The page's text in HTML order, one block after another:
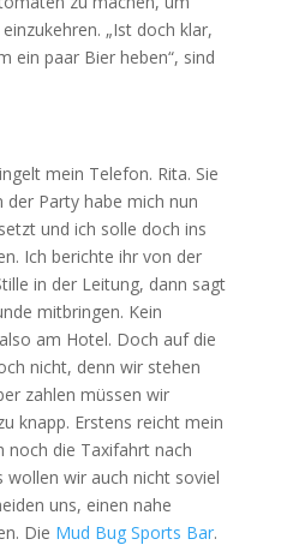
„Ist doch klar,
ein paar Bier heben“, sind
mein Telefon. Rita. Sie
Party habe mich nun
und ich solle doch ins
Ich berichte ihr von der
in der Leitung, dann sagt
mitbringen. Kein
am Hotel. Doch auf die
nicht, denn wir stehen
zahlen müssen wir
knapp. Erstens reicht mein
noch die Taxifahrt nach
wollen wir auch nicht soviel
uns, einen nahe
Die Mud Bug Sports Bar.